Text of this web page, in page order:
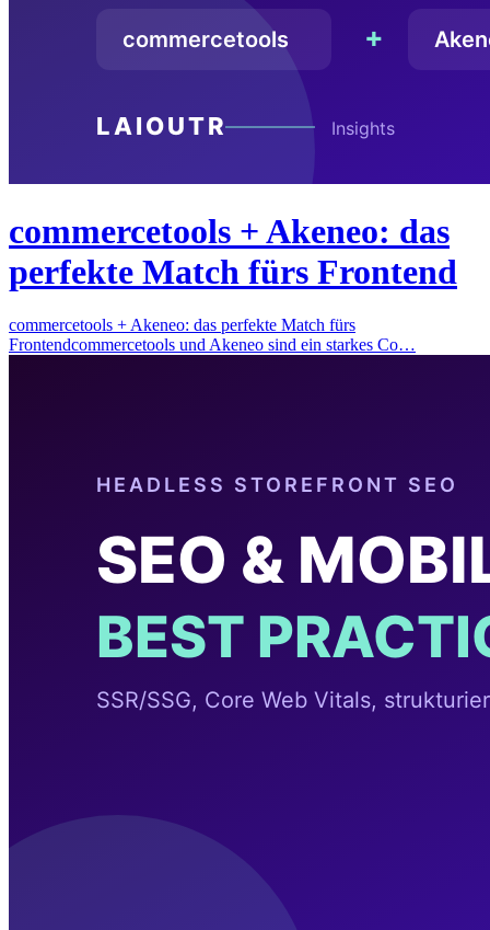
commercetools + Akeneo: das
perfekte Match fürs Frontend
commercetools + Akeneo: das perfekte Match fürs
Frontendcommercetools und Akeneo sind ein starkes Co…